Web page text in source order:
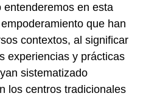
entenderemos en esta
que han
contextos, al significar
experiencias y prácticas
sistematizado
los centros tradicionales